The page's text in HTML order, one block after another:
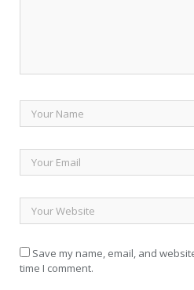
Save my name, email, and
time I comment.